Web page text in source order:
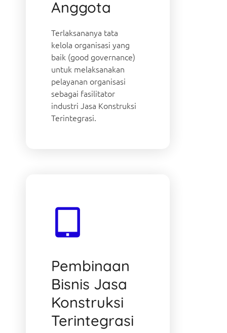
Anggota
Terlaksananya tata
kelola organisasi yang
baik (good governance)
untuk melaksanakan
pelayanan organisasi
sebagai fasilitator
industri Jasa Konstruksi
Terintegrasi.
Pembinaan
Bisnis Jasa
Konstruksi
Terintegrasi